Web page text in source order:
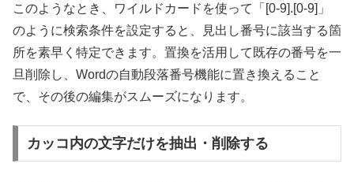
このようなとき、ワイルドカードを使って「[0-9].[0-9]」
のように検索条件を設定すると、見出し番号に該当する箇
所を素早く特定できます。置換を活用して既存の番号を一
旦削除し、Wordの自動段落番号機能に置き換えること
で、その後の編集がスムーズになります。
カッコ内の文字だけを抽出・削除する